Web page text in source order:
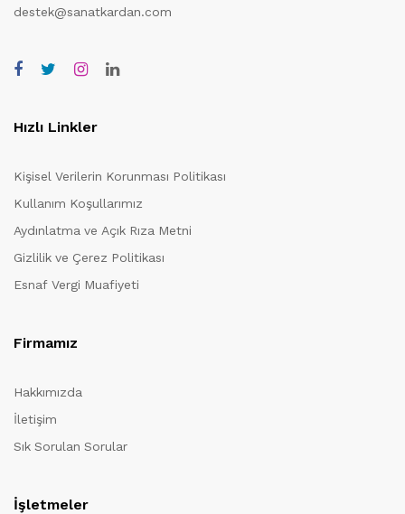
destek@sanatkardan.com
Hızlı Linkler
Kişisel Verilerin Korunması Politikası
Kullanım Koşullarımız
Aydınlatma ve Açık Rıza Metni
Gizlilik ve Çerez Politikası
Esnaf Vergi Muafiyeti
Firmamız
Hakkımızda
İletişim
Sık Sorulan Sorular
İşletmeler